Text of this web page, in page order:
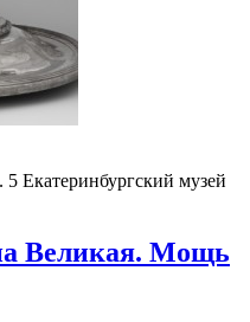
5 Екатеринбургский музей
Великая. Мощь